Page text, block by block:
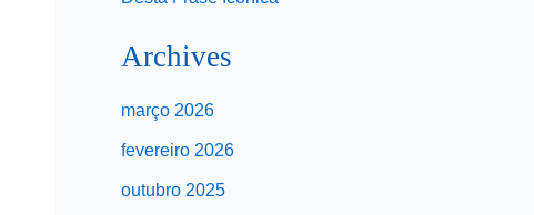
Archives
março 2026
fevereiro 2026
outubro 2025